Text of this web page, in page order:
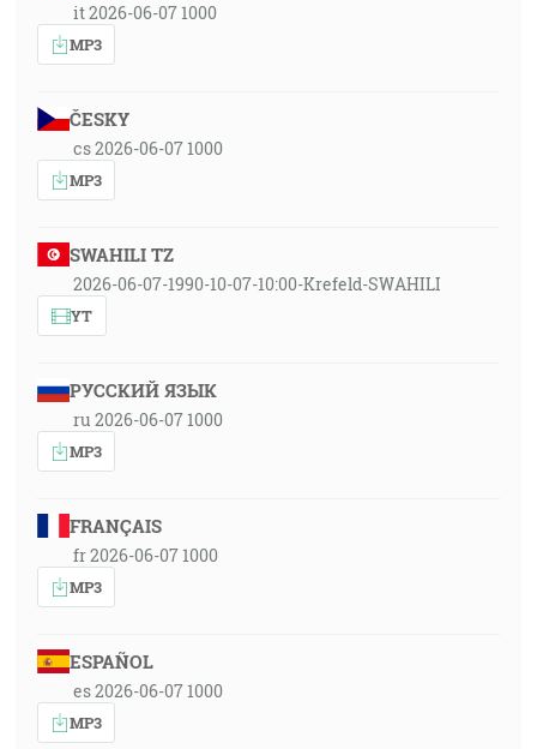
it 2026-06-07 1000
MP3
ČESKY
cs 2026-06-07 1000
MP3
SWAHILI TZ
2026-06-07-1990-10-07-10:00-Krefeld-SWAHILI
YT
РУССКИЙ ЯЗЫК
ru 2026-06-07 1000
MP3
FRANÇAIS
fr 2026-06-07 1000
MP3
ESPAÑOL
es 2026-06-07 1000
MP3